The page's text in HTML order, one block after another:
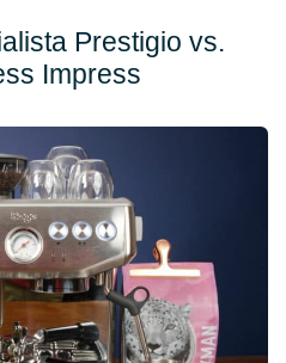
Prestigio vs.
Impress